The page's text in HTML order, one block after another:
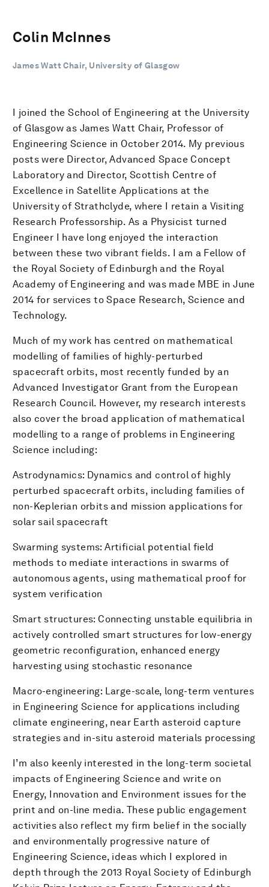
Colin McInnes
James Watt Chair, University of Glasgow
I joined the School of Engineering at the University
of Glasgow as James Watt Chair, Professor of
Engineering Science in October 2014. My previous
posts were Director, Advanced Space Concept
Laboratory and Director, Scottish Centre of
Excellence in Satellite Applications at the
University of Strathclyde, where I retain a Visiting
Research Professorship. As a Physicist turned
Engineer I have long enjoyed the interaction
between these two vibrant fields. I am a Fellow of
the Royal Society of Edinburgh and the Royal
Academy of Engineering and was made MBE in June
2014 for services to Space Research, Science and
Technology.
Much of my work has centred on mathematical
modelling of families of highly-perturbed
spacecraft orbits, most recently funded by an
Advanced Investigator Grant from the European
Research Council. However, my research interests
also cover the broad application of mathematical
modelling to a range of problems in Engineering
Science including:
Astrodynamics: Dynamics and control of highly
perturbed spacecraft orbits, including families of
non-Keplerian orbits and mission applications for
solar sail spacecraft
Swarming systems: Artificial potential field
methods to mediate interactions in swarms of
autonomous agents, using mathematical proof for
system verification
Smart structures: Connecting unstable equilibria in
actively controlled smart structures for low-energy
geometric reconfiguration, enhanced energy
harvesting using stochastic resonance
Macro-engineering: Large-scale, long-term ventures
in Engineering Science for applications including
climate engineering, near Earth asteroid capture
strategies and in-situ asteroid materials processing
I’m also keenly interested in the long-term societal
impacts of Engineering Science and write on
Energy, Innovation and Environment issues for the
print and on-line media. These public engagement
activities also reflect my firm belief in the socially
and environmentally progressive nature of
Engineering Science, ideas which I explored in
depth through the 2013 Royal Society of Edinburgh